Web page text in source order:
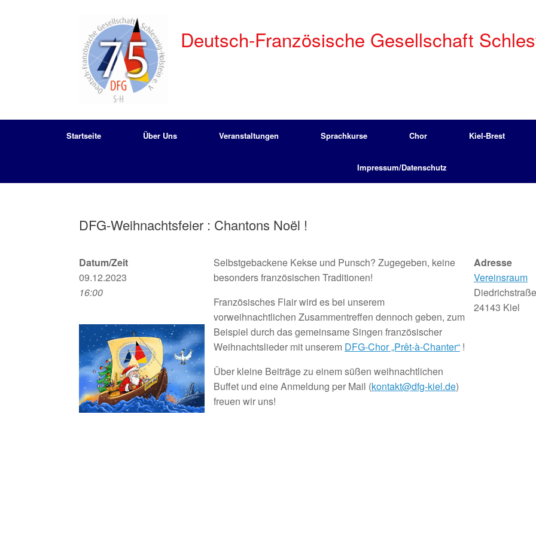
Deutsch-Französische Gesellschaft
Startseite Über Uns Veranstaltungen Sprachkurse Chor Kiel-Brest
Impressum/Datenschutz
DFG-Weihnachtsfeier : Chantons Noël !
Datum/Zeit
09.12.2023
16:00
Selbstgebackene Kekse und Punsch? Zugegeben, keine
besonders französischen Traditionen!
Französisches Flair wird es bei unserem
vorweihnachtlichen Zusammentreffen dennoch geben, zum
Beispiel durch das gemeinsame Singen französischer
Weihnachtslieder mit unserem DFG-Chor „Prêt-à-Chanter“ !
Über kleine Beiträge zu einem süßen weihnachtlichen
Buffet und eine Anmeldung per Mail (kontakt@dfg-kiel.de)
freuen wir uns!
Adresse
Vereinsraum
24143 Kiel